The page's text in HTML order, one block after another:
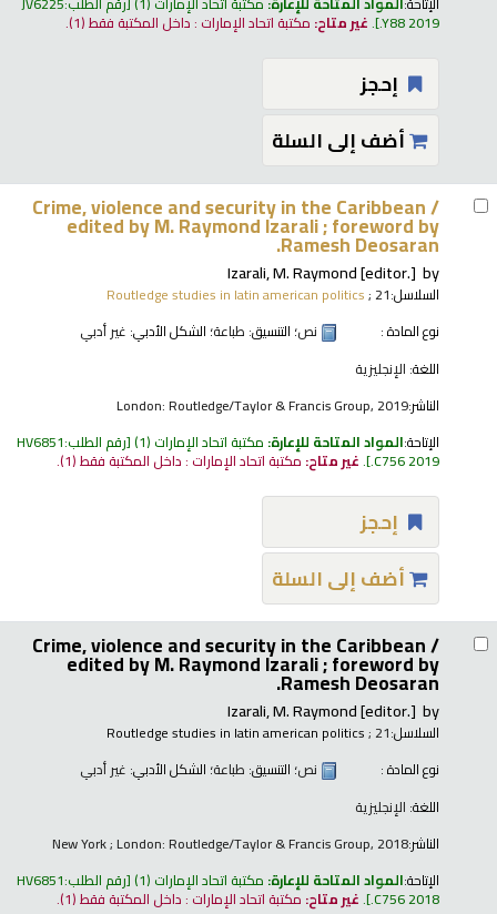
.Y88 2019
.غير متاح: مكتبة اتحاد الإمارات : داخل المكتبة فقط(1).
إحجز
أضف إلى السلة
Crime, violence and security in the Caribbean /
edited by M. Raymond Izarali ; foreword by
Ramesh Deosaran.
by
Izarali, M. Raymond[editor.]
السلاسل: Routledge studies in latin american politics; 21
نوع المادة :
نص؛ التنسيق: طباعة؛ الشكل الأدبي: غير أدبي
اللغة: الإنجليزية
الناشر:London: Routledge/Taylor & Francis Group, 2019
الإتاحة:المواد المتاحة للإعارة: مكتبة اتحاد الإمارات (1) رقم الطلب:HV6851
.C756 2019
.غير متاح: مكتبة اتحاد الإمارات : داخل المكتبة فقط(1).
إحجز
أضف إلى السلة
Crime, violence and security in the Caribbean /
edited by M. Raymond Izarali ; foreword by
Ramesh Deosaran.
by
Izarali, M. Raymond[editor.]
السلاسل: Routledge studies in latin american politics; 21
نوع المادة :
نص؛ التنسيق: طباعة؛ الشكل الأدبي: غير أدبي
اللغة: الإنجليزية
الناشر:New York ; London: Routledge/Taylor & Francis Group, 2018
الإتاحة:المواد المتاحة للإعارة: مكتبة اتحاد الإمارات (1) رقم الطلب:HV6851
.C756 2018
.غير متاح: مكتبة اتحاد الإمارات : داخل المكتبة فقط(1).